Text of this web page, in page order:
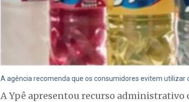
A agência recomenda que os consumidores evitem utilizar
A Ypê apresentou recurso administrativo